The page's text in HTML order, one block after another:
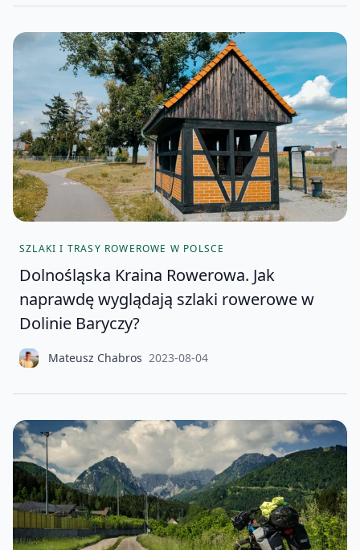
SZLAKI I TRASY ROWEROWE W POLSCE
Dolnośląska Kraina Rowerowa. Jak
naprawdę wyglądają szlaki rowerowe w
Dolinie Baryczy?
Mateusz Chabros 2023-08-04